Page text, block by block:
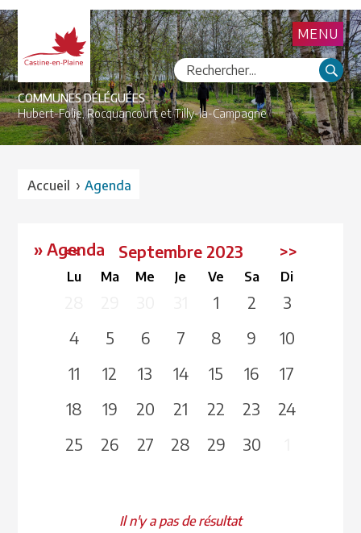
COMMUNES DÉLÉGUÉES
Hubert-Folie,Rocquancourt etTilly-la-Campagne
MENU
Accueil ›Agenda
» Agenda
<< Septembre 2023 >>
Lu Ma Me Je Ve Sa Di
1 2
3
4
5 6 7 8 9
10
11
12 13 14 15 16
17
18
19 20 21 22 23
24
25
26 27 28 29 30
Il n'y a pas de résultat